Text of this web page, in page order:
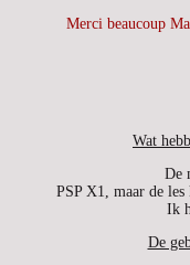
Merci beaucoup
Wat
De
PSP X1, maar de
Ik
De